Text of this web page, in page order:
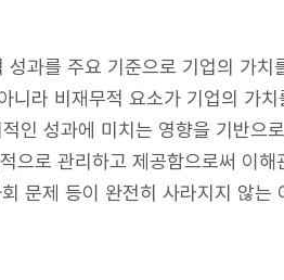
과를 주요 기준으로 기업의 가
니라 비재무적 요소가 기업의 가
인 성과에 미치는 영향을 기반으
으로 관리하고 제공함으로써 이
문제 등이 완전히 사라지지 않는